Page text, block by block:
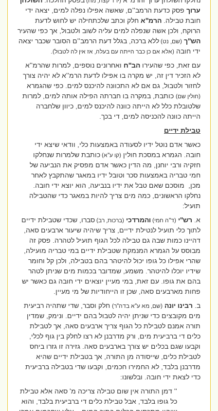
ערוךפסק כדעת הרמב''ם, שאשה אפילו נפלה למים, יצאה ידי
חובת טבילה.הרמ''אחלק וכתב שלכתחילה יש לחוש לדעת
הרוקח, ולכן אשה שנפלה למים עליה לשוב ולטבול, אך כפי שהעיר
הש''ך (שם, נט)ללא ברכה, בגלל דעת הרמב''ם הסובר שכבר יצאה
ידי חובה(אלא אם כן כבר הייתה עם בעלה, אז אין לה לטבול).
עם זאת, כפי שהעירוהב''חואחרונים נוספים, למרות שהרמ''א
לא הזכיר דין זה, יש מקרה בו אפילו לדעת הרמ''א לא יהיה צורך
לחזור ולטבול, גם אם לא התכוונה להיכנס למים. כפי שהגמרא
(חולין שם)כותבת, במקרה בו חברתה הפילה אותה למים, למרות
שלטובלת כלל לא הייתה כוונה להיכנס למים, כיוון שלחברה
הייתה כוונה להכניסה למים, די בכך.
טבילת ידיים
כאשר אדם נוטל ידיו לסעודה באמצעות כלי, וודאי שיצא ידי
חובה. הגמרא במסכת חולין(קו ע''א)כותבת שלמרות שנחלקו
חזקיה ורבי יוחנן, מה הדין כאשר אדם מפסיק את הנביעה של
חמי טבריה באמצעות סכר וטובל ידיו במאגר שהתקבץ לאחר
מכן, מוסכם שאם טבל את ידיו בנביעה, הוא יוצא ידי חובה.
נחלקו הראשונים, כמה מים צריך להיות במאגר כדי שהטבילה
תועיל:
א.רש''י (ד''ה חמי)והמרדכי (ברכות, רב)סברו, שכדי שטבילת ידיים
לתוך כלי תועיל לנטילת ידיים, צריך שיהיה שיעור ארבעים סאה,
דהיינו כמות שבה גם טבילה לכל הגוף תועיל לטהרה. פסק זה
מבוסס על הגמרא המנמקת שטבילת ידיים במי טבריה מועילה,
שהרי אפילו כל גופו יכול להיטהר בהם בטבילה, ולכן קל וחומר
שידיו יוכלו להיטהר. משמע, שמדובר בכמות מים שניתן לטהר
בהם את גופו. עם זאת, במי מעיין יוצאים ידי חובה גם כאשר יש
פחות מארבעים סאה, שכן זו הייחודיות של מי מעיין.
ב.רבינו יונה (שם, מא ע''א בדה''ר)חלק וסבר, שדי שתהיה רביעית
מים מקובצים כדי שניתן יהיה לטבול בהם ידיים. ונימק, שמדין
תורה אמנם לטבילת כל הגוף צריך ארבעים סאה, אך לטבילת
כלים די ברביעית מים, ורק מדרבנן לא רצו לחלק בין גוף לכלי,
וקבעו שגם בכלים יש צורך בארבעים סאה. גזירה זו גזרו ביחס
לטבילת כלים, שייסודה מן התורה, אך בטבילת ידיים שהיא
מדרבנן בלבד, לא החמירו חכמים, וקבעו שדי בטבילה ברביעית
כדי לצאת ידי חובה. ובלשונו:
דמן התורה אין שום טבילה צריכה מ' סאה אלא טבילת
כל גופו בלבד, אבל טבילת כלים די ברביעית בלבד, והוא